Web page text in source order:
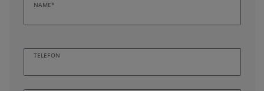
NAME*
TELEFON